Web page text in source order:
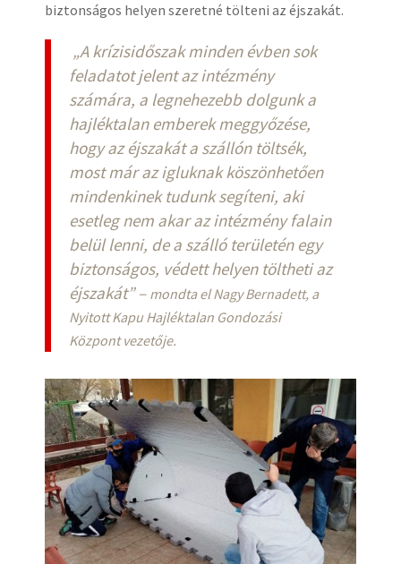
biztonságos helyen szeretné tölteni az éjszakát.
„A krízisidőszak minden évben sok
feladatot jelent az intézmény
számára, a legnehezebb dolgunk a
hajléktalan emberek meggyőzése,
hogy az éjszakát a szállón töltsék,
most már az igluknak köszönhetően
mindenkinek tudunk segíteni, aki
esetleg nem akar az intézmény falain
belül lenni, de a szálló területén egy
biztonságos, védett helyen töltheti az
éjszakát” – mondta el Nagy Bernadett, a
Nyitott Kapu Hajléktalan Gondozási
Központ vezetője.